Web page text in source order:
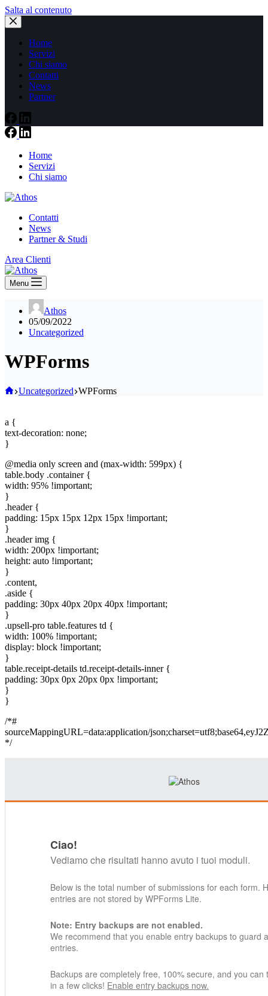
Salta al contenuto
Home
Servizi
Chi siamo
Contatti
News
Partner
Home
Servizi
Chi siamo
Contatti
News
Partner & Studi
Area Clienti
Menu
Athos
05/09/2022
Uncategorized
WPForms
Home
Uncategorized WPForms
a {
text-decoration: none;
}
@media only screen and (max-width: 599px) {
table.body .container {
width: 95% !important;
}
.header {
padding: 15px 15px 12px 15px !important;
}
.header img {
width: 200px !important;
height: auto !important;
}
.content,
.aside {
padding: 30px 40px 20px 40px !important;
}
.upsell-pro table.features td {
width: 100% !important;
display: block !important;
}
table.receipt-details td.receipt-details-inner {
padding: 30px 0px 20px 0px !important;
}
}
/*#
sourceMappingURL=data:application/
*/
Ciao!
Vediamo che risultati hanno avuto i tuoi moduli.
Below is the total number of submissions for each form.
entries are not stored by WPForms Lite.
Note: Entry backups are not enabled.
We recommend that you enable entry backups to guard
entries.
Backups are completely free, 100% secure, and you can
in a few clicks! Enable entry backups now.